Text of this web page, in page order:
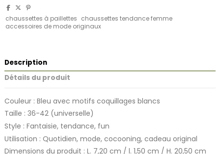
chaussettes à paillettes chaussettes tendance femme
accessoires de mode originaux
Description
Détails du produit
Couleur : Bleu avec motifs coquillages blancs
Taille : 36-42 (universelle)
Style : Fantaisie, tendance, fun
Utilisation : Quotidien, mode, cocooning, cadeau original
Dimensions du produit : L. 7,20 cm / l. 1,50 cm / H. 20,50 cm